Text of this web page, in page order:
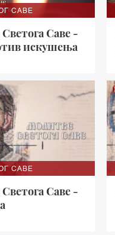
САВЕ
Саве -
искушења
САВЕ
Саве -